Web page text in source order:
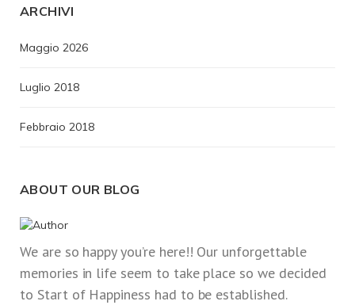
ARCHIVI
Maggio 2026
Luglio 2018
Febbraio 2018
ABOUT OUR BLOG
We are so happy you’re here!! Our unforgettable
memories in life seem to take place so we decided
to Start of Happiness had to be established.